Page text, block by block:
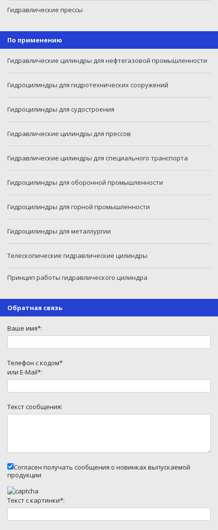
Гидравлические прессы
По применению
Гидравлические цилиндры для нефтегазовой промышленности
Гидроцилиндры для гидротехнических сооружений
Гидроцилиндры для судостроения
Гидравлические цилиндры для прессов
Гидравлические цилиндры для специального транспорта
Гидроцилиндры для оборонной промышленности
Гидроцилиндры для горной промышленности
Гидроцилиндры для металлургии
Телескопические гидравлические цилиндры
Принцип работы гидравлического цилиндра
Обратная связь
Ваше имя*:
Телефон с кодом*
или E-Mail*:
Текст сообщения:
Согласен получать сообщения о новинках выпускаемой
продукции
Текст с картинки*: